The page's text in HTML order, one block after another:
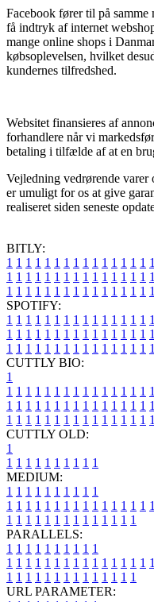
Facebook fører til på
få indtryk af internet
mange online shops i
købsoplevelsen, hvilket
kundernes tilfredshed.
Websitet finansieres af
forhandlere når vi
betaling i tilfælde af at en
Vejledning vedrørende varer
er umuligt for os at give
realiseret siden seneste
BITLY:
1 1 1 1 1 1 1 1 1 1 1 1 1 1 1 1
1 1 1 1 1 1 1 1 1 1 1 1 1 1 1 1
1 1 1 1 1 1 1 1 1 1 1 1 1 1 1 1
SPOTIFY:
1 1 1 1 1 1 1 1 1 1 1 1 1 1 1 1
1 1 1 1 1 1 1 1 1 1 1 1 1 1 1 1
1 1 1 1 1 1 1 1 1 1 1 1 1 1 1 1
CUTTLY BIO:
1
1 1 1 1 1 1 1 1 1 1 1 1 1 1 1 1
1 1 1 1 1 1 1 1 1 1 1 1 1 1 1 1
1 1 1 1 1 1 1 1 1 1 1 1 1 1 1 1
CUTTLY OLD:
1
1 1 1 1 1 1 1 1 1 1
MEDIUM:
1 1 1 1 1 1 1 1 1 1
1 1 1 1 1 1 1 1 1 1 1 1 1 1 1 1
1 1 1 1 1 1 1 1 1 1 1 1 1 1
PARALLELS:
1 1 1 1 1 1 1 1 1 1
1 1 1 1 1 1 1 1 1 1 1 1 1 1 1 1
1 1 1 1 1 1 1 1 1 1 1 1 1 1
URL PARAMETER: